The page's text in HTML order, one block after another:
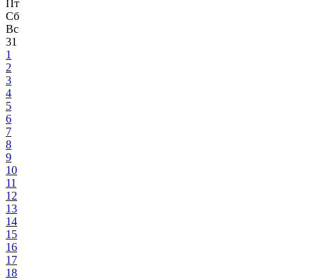
Пт
Сб
Вс
31
1
2
3
4
5
6
7
8
9
10
11
12
13
14
15
16
17
18